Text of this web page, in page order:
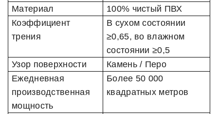
Материал
100% чистый ПВХ
Коэффициент
трения
В сухом состоянии
≥0,65, во влажном
состоянии ≥0,5
Узор поверхности
Камень / Перо
Ежедневная
производственная
мощность
Более 50 000
квадратных метров